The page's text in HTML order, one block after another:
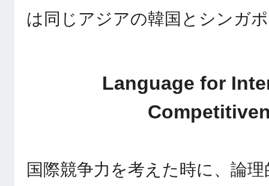
は同じアジアの韓国とシンガ
Language for
国際競争力を考えた時に、論